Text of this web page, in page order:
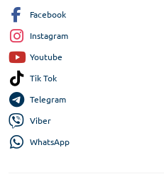
Facebook
Instagram
Youtube
Tik Tok
Telegram
Viber
WhatsApp